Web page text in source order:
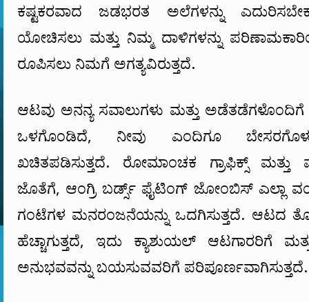
ಕಷ್ಟಕರವಾದ ಜಡಭರತ ಅಲೆಗಳನ್ನು
ಯೋಚಿಸಲು ಮತ್ತು ನಿಮ್ಮ ದಾಳಿಗಳನ್ನು
ರೂಪಿಸಲು ನಿಮಗೆ ಅಗತ್ಯವಿರುತ್ತದೆ.
ಆಟವು ಅನನ್ಯ ಸವಾಲುಗಳು ಮತ್ತು
ಒಳಗೊಂಡಿದೆ, ನೀವು ಎಂದಿಗೂ
ಖಚಿತಪಡಿಸುತ್ತದೆ. ರೋಮಾಂಚಕ ಗ್ರಾಫಿಕ್ಸ್
ಜೊತೆಗೆ, ಆಂಗ್ರಿ ಬರ್ಡ್ಸ್ ಫೈಟಿಂಗ್ ಜೋಂಬಿಸ್ ಎಲ್ಲಾ
ಗಂಟೆಗಳ ಮನರಂಜನೆಯನ್ನು ಒದಗಿಸುತ್ತದೆ. ಆಟದ
ಹೆಚ್ಚಾಗುತ್ತದೆ, ಇದು ಕ್ಯಾಶುಯಲ್ ಆಟಗಾರರಿಗೆ
ಅನುಭವವನ್ನು ಬಯಸುವವರಿಗೆ ಪರಿಪೂರ್ಣವಾಗಿಸುತ್ತದೆ.